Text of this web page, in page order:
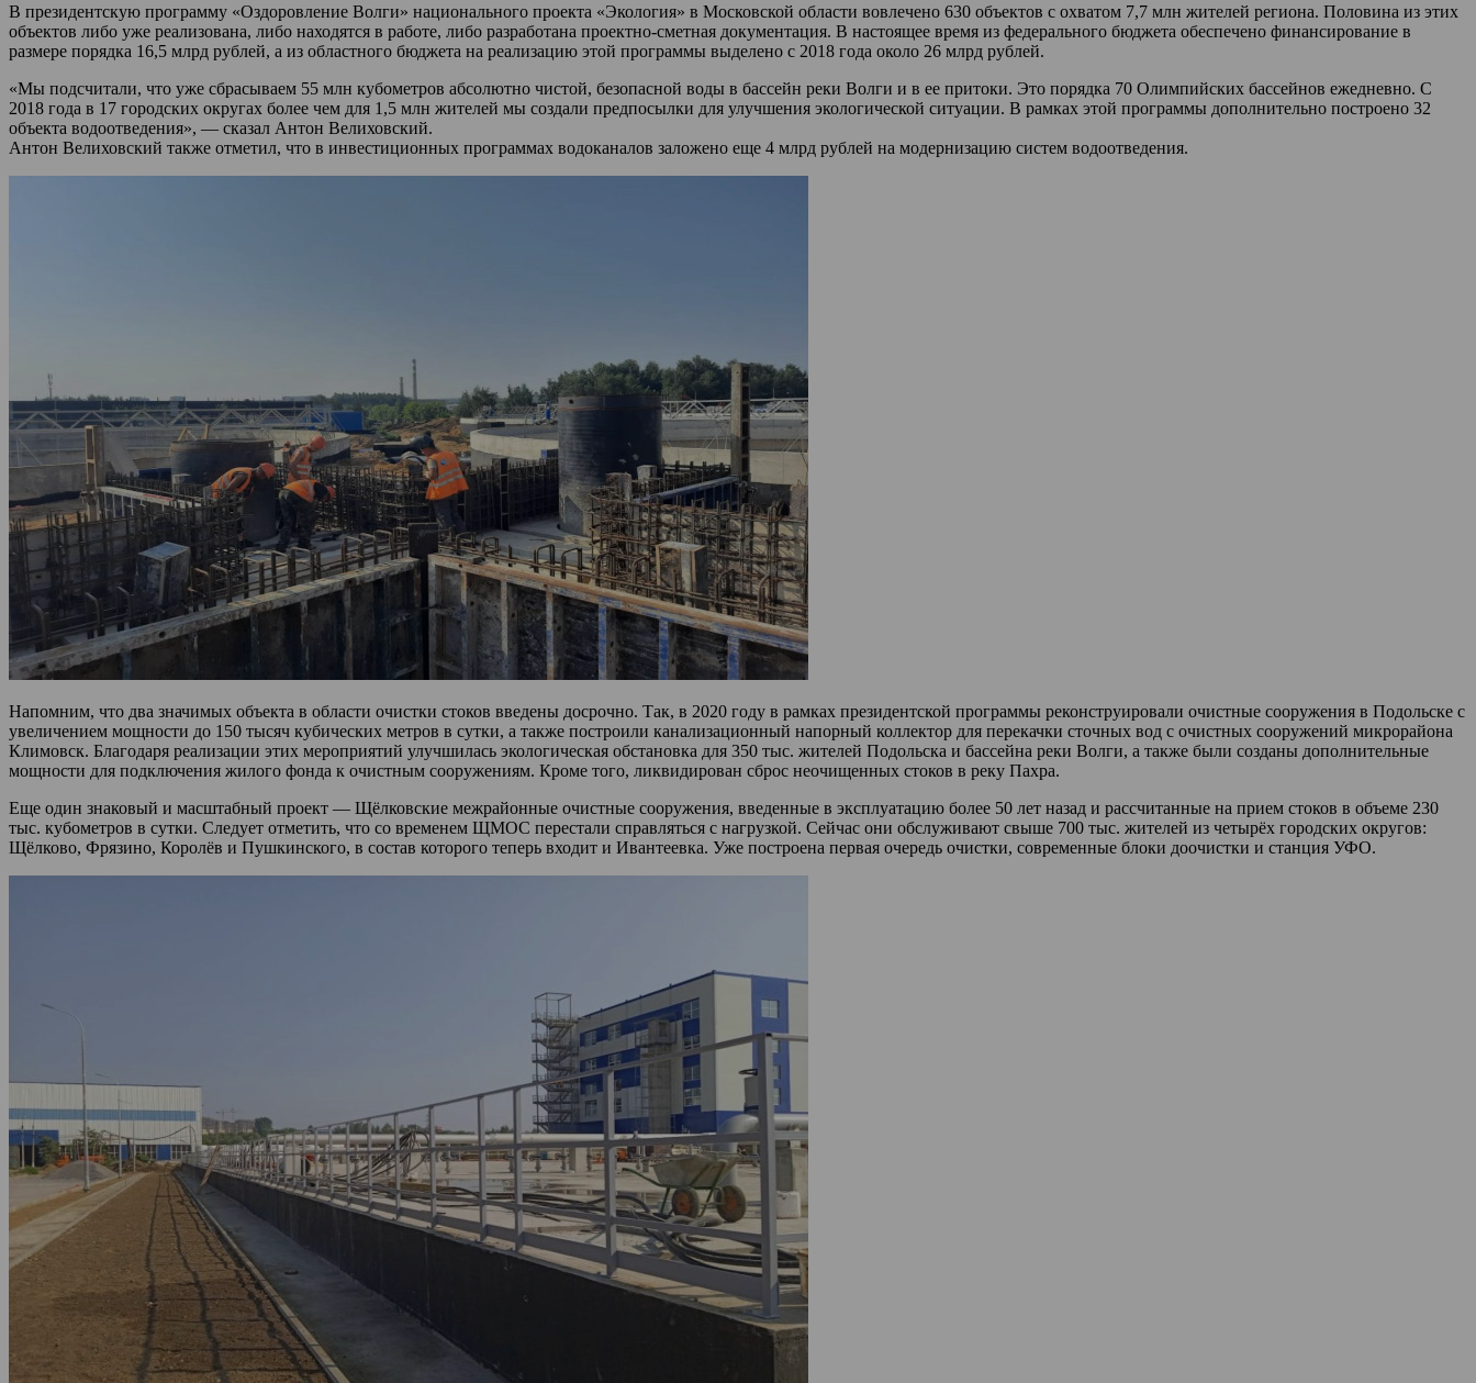
В президентскую программу «Оздоровление Волги» национального проекта «Экология» в Московской области вовлечено 630 объектов с охватом 7,7 млн жителей региона. Половина из этих
объектов либо уже реализована, либо находятся в работе, либо разработана проектно-сметная документация. В настоящее время из федерального бюджета обеспечено финансирование в
размере порядка 16,5 млрд рублей, а из областного бюджета на реализацию этой программы выделено с 2018 года около 26 млрд рублей.
«Мы подсчитали, что уже сбрасываем 55 млн кубометров абсолютно чистой, безопасной воды в бассейн реки Волги и в ее притоки. Это порядка 70 Олимпийских бассейнов ежедневно. С
2018 года в 17 городских округах более чем для 1,5 млн жителей мы создали предпосылки для улучшения экологической ситуации. В рамках этой программы дополнительно построено 32
объекта водоотведения», — сказал Антон Велиховский.
Антон Велиховский также отметил, что в инвестиционных программах водоканалов заложено еще 4 млрд рублей на модернизацию систем водоотведения.
Напомним, что два значимых объекта в области очистки стоков введены досрочно. Так, в 2020 году в рамках президентской программы реконструировали очистные сооружения в Подольске с
увеличением мощности до 150 тысяч кубических метров в сутки, а также построили канализационный напорный коллектор для перекачки сточных вод с очистных сооружений микрорайона
Климовск. Благодаря реализации этих мероприятий улучшилась экологическая обстановка для 350 тыс. жителей Подольска и бассейна реки Волги, а также были созданы дополнительные
мощности для подключения жилого фонда к очистным сооружениям. Кроме того, ликвидирован сброс неочищенных стоков в реку Пахра.
Еще один знаковый и масштабный проект — Щёлковские межрайонные очистные сооружения, введенные в эксплуатацию более 50 лет назад и рассчитанные на прием стоков в объеме 230
тыс. кубометров в сутки. Следует отметить, что со временем ЩМОС перестали справляться с нагрузкой. Сейчас они обслуживают свыше 700 тыс. жителей из четырёх городских округов:
Щёлково, Фрязино, Королёв и Пушкинского, в состав которого теперь входит и Ивантеевка. Уже построена первая очередь очистки, современные блоки доочистки и станция УФО.